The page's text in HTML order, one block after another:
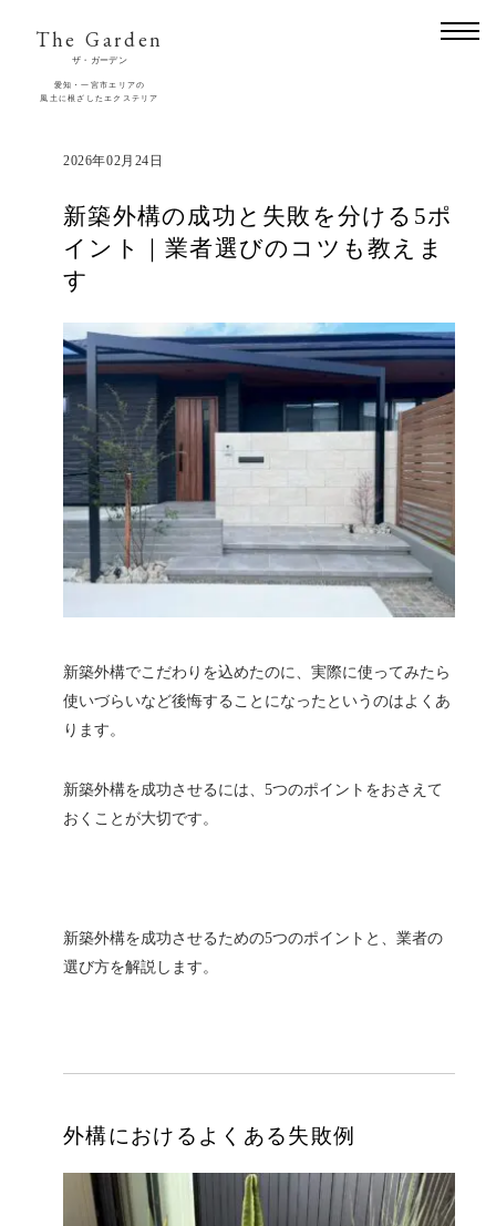
The Garden
ザ・ガーデン
愛知・一宮市エリアの
風土に根ざしたエクステリア
2026年02月24日
新築外構の成功と失敗を分ける5ポ
イント｜業者選びのコツも教えま
す
新築外構でこだわりを込めたのに、実際に使ってみたら
使いづらいなど後悔することになったというのはよくあ
ります。
新築外構を成功させるには、5つのポイントをおさえて
おくことが大切です。
新築外構を成功させるための5つのポイントと、業者の
選び方を解説します。
外構におけるよくある失敗例